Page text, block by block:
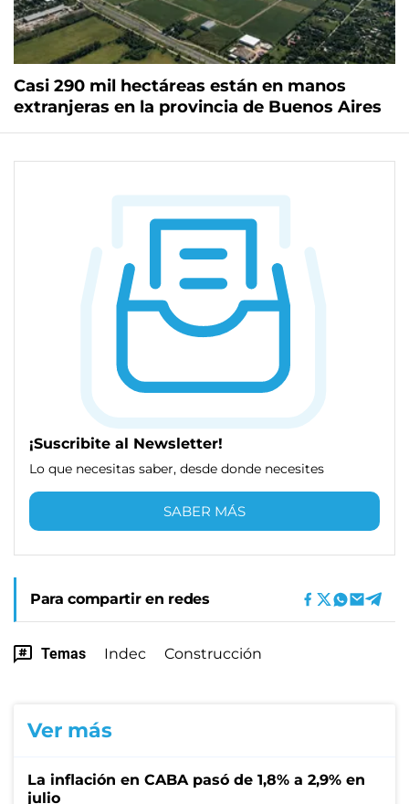
Casi 290 mil hectáreas están en manos
extranjeras en la provincia de Buenos Aires
¡Suscribite al Newsletter!
Lo que necesitas saber, desde donde necesites
SABER MÁS
Para compartir en redes
Temas Indec Construcción
Ver más
La inflación en CABA pasó de 1,8% a 2,9% en
julio